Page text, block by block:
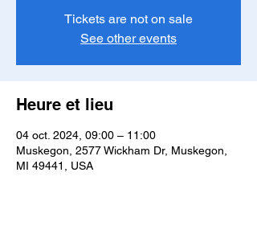
Tickets are not on sale
See other events
Heure et lieu
04 oct. 2024, 09:00 – 11:00
Muskegon, 2577 Wickham Dr, Muskegon,
MI 49441, USA